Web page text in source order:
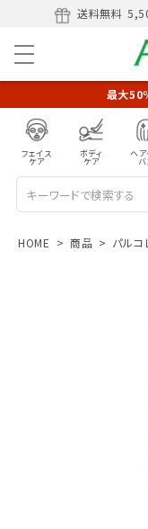
送料無料
最大50
フェイス
ケア
ボディ
ケア
ヘア
バ
HOME 商品 パル